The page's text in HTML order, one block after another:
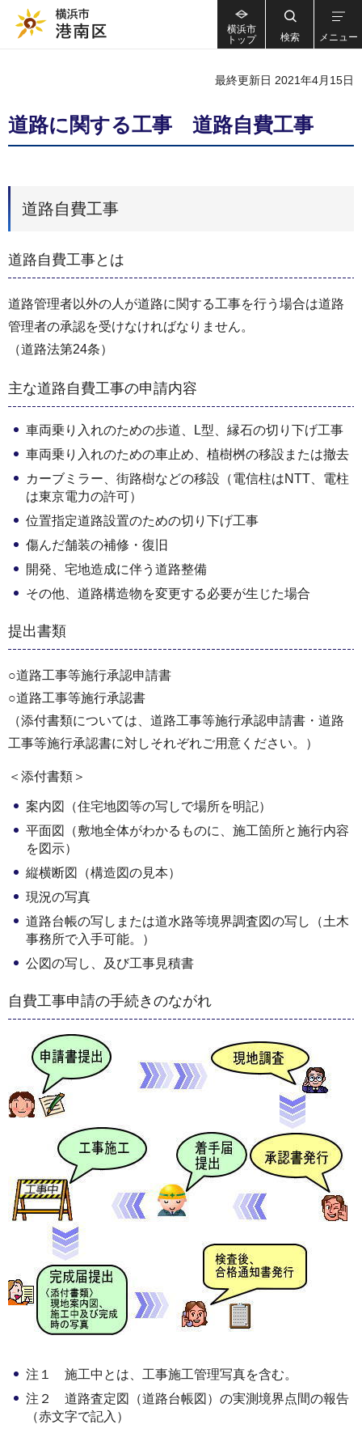
横浜市
トップ
検索 メニュー
最終更新日 2021年4月15日
道路に関する工事 道路自費工事
道路自費工事
道路自費工事とは
道路管理者以外の人が道路に関する工事を行う場合は道路
管理者の承認を受けなければなりません。
（道路法第24条）
主な道路自費工事の申請内容
車両乗り入れのための歩道、L型、縁石の切り下げ工事
車両乗り入れのための車止め、植樹桝の移設または撤去
カーブミラー、街路樹などの移設（電信柱はNTT、電柱
は東京電力の許可）
位置指定道路設置のための切り下げ工事
傷んだ舗装の補修・復旧
開発、宅地造成に伴う道路整備
その他、道路構造物を変更する必要が生じた場合
提出書類
○道路工事等施行承認申請書
○道路工事等施行承認書
（添付書類については、道路工事等施行承認申請書・道路
工事等施行承認書に対しそれぞれご用意ください。）
＜添付書類＞
案内図（住宅地図等の写しで場所を明記）
平面図（敷地全体がわかるものに、施工箇所と施行内容
を図示）
縦横断図（構造図の見本）
現況の写真
道路台帳の写しまたは道水路等境界調査図の写し（土木
事務所で入手可能。）
公図の写し、及び工事見積書
自費工事申請の手続きのながれ
注１ 施工中とは、工事施工管理写真を含む。
注２ 道路査定図（道路台帳図）の実測境界点間の報告
（赤文字で記入）